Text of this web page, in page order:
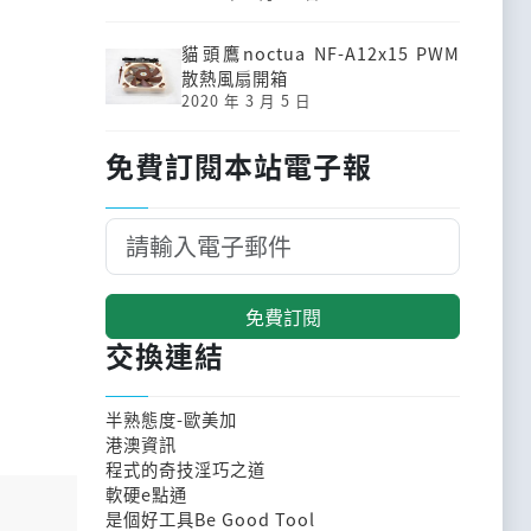
貓頭鷹noctua NF-A12x15 PWM
散熱風扇開箱
2020 年 3 月 5 日
免費訂閱本站電子報
免費訂閱
交換連結
半熟態度-歐美加
港澳資訊
程式的奇技淫巧之道
軟硬e點通
是個好工具Be Good Tool